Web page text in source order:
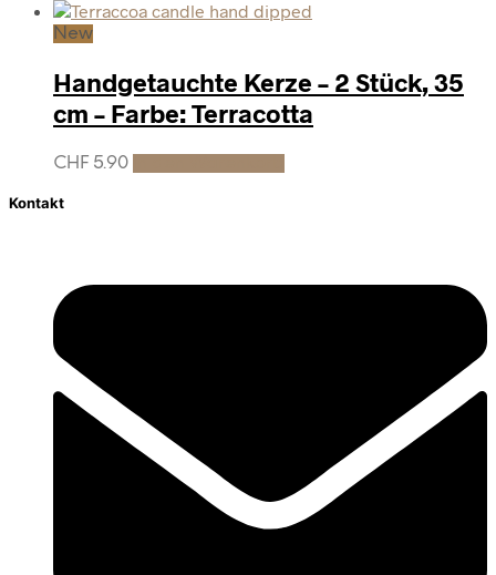
New
Handgetauchte Kerze – 2 Stück, 35
cm – Farbe: Terracotta
CHF 5.90
Kontakt